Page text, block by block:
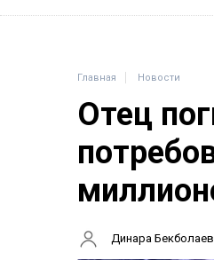
Главная Новости
Отец
Динара